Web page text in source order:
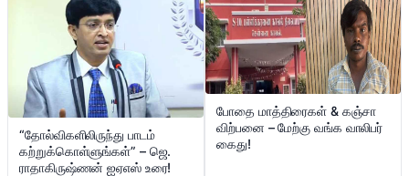
“தோல்விகளிலிருந்து பாடம்
கற்றுக்கொள்ளுங்கள்” – ஜெ.
ராதாகிருஷ்ணன் ஐஏஎஸ் உரை!
போதை மாத்திரைகள் & கஞ்சா
விற்பனை – மேற்கு வங்க வாலிபர்
கைது!